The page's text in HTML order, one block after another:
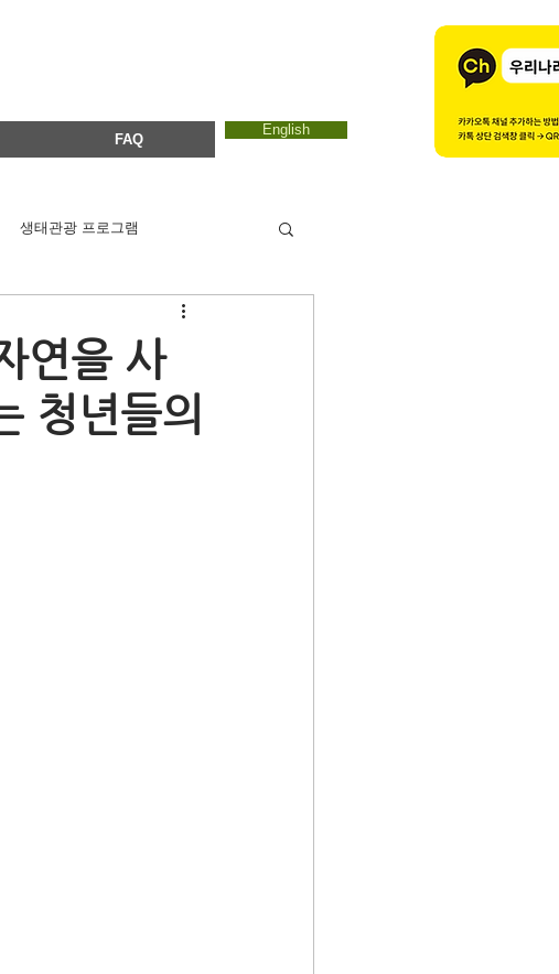
FAQ
English
생태관광 프로그램
에코마마
책 소개 ESTC 2017
연을 사
청년들의